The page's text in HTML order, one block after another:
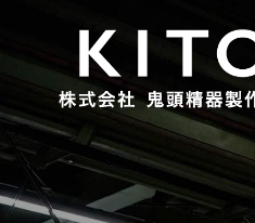
鬼頭精器製作所
多種多様な業界に適合した確か
回転工具修
詳しくはこちら
企業情報
詳しくはこちら
採用情報
詳しくはこちら